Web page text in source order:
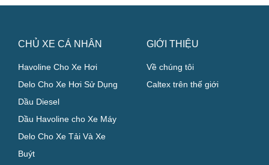
CHỦ XE CÁ NHÂN
Havoline Cho Xe Hơi
Delo Cho Xe Hơi Sử Dụng
Dầu Diesel
Dầu Havoline cho Xe Máy
Delo Cho Xe Tải Và Xe
Buýt
GIỚI THIỆU
Về chúng tôi
Caltex trên thế giới